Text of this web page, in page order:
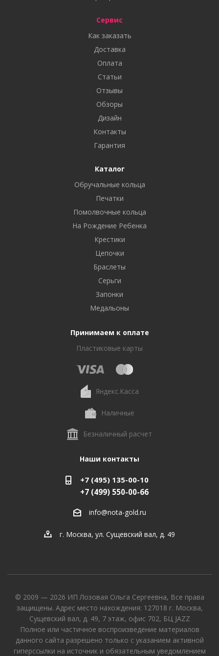
Сервис
Как заказать
Доставка
Оплата
Статьи
Отзывы
Обзоры
Дизайн
Контакты
Гарантия
Каталог
Обручальные кольца
Печатки
Помолвочные кольца
На Рождение Ребенка
Крестики
Цепочки
Браслеты
Серьги
Запонки
Медальоны
Принимаем к оплате
Пластиковые карты
Яндекс.Касса
Наличные
Безналичный расчет
Наши контакты
+7 (495) 135-00-10
+7 (499) 550-00-66
info@nota-gold.ru
г. Москва, ул. Сущевский вал, д. 49
© 2009 — 2026 ИП Лозовая Ольга Сергеевна, Все права
защищены. Адрес место нахождения: 127018 г. Москва,
Сущевский вал, д. 49, 7 этаж, офис 702, БЦ JAZZ
Полное или частичное воспроизведение материалов
данного сайта разрешено только с указанием активной
гиперссылки на источник и обязательным уведомлением